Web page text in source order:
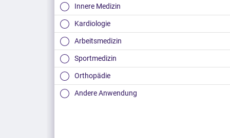
Innere Medizin
Kardiologie
Arbeitsmedizin
Sportmedizin
Orthopädie
Andere Anwendung